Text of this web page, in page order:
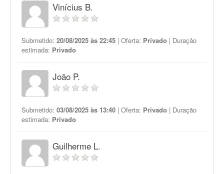
Vinícius B.
Submetido: 20/08/2025 às 22:45 | Oferta: Privado | Duração
estimada: Privado
João P.
Submetido: 03/08/2025 às 13:40 | Oferta: Privado | Duração
estimada: Privado
Guilherme L.